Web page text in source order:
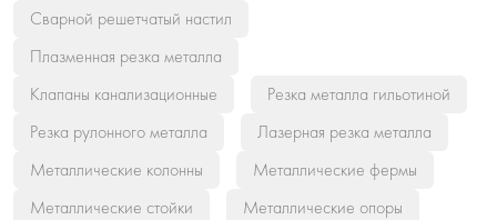
Сварной решетчатый настил
Плазменная резка металла
Клапаны канализационные
Резка металла гильотиной
Резка рулонного металла
Лазерная резка металла
Металлические колонны
Металлические фермы
Металлические стойки
Металлические опоры